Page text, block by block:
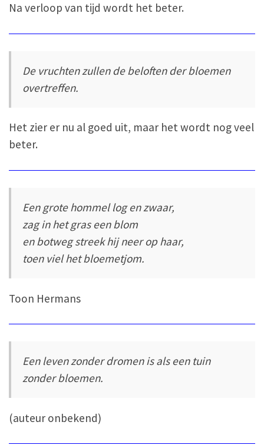
Na verloop van tijd wordt het beter.
De vruchten zullen de beloften der bloemen
overtreffen.
Het zier er nu al goed uit, maar het wordt nog veel
beter.
Een grote hommel log en zwaar,
zag in het gras een blom
en botweg streek hij neer op haar,
toen viel het bloemetjom.
Toon Hermans
Een leven zonder dromen is als een tuin
zonder bloemen.
(auteur onbekend)